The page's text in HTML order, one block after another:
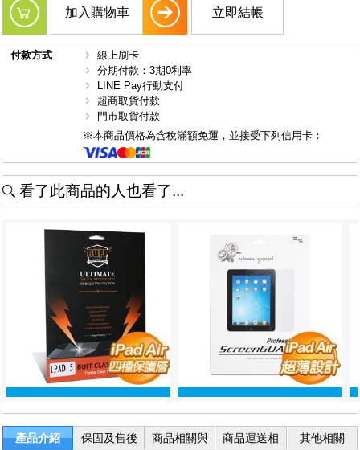
加入購物車 立即結帳
付款方式
線上刷卡
分期付款：3期0利率
LINE Pay行動支付
超商取貨付款
門市取貨付款
※本商品價格為含稅滿額免運，並接受下列信用卡：
看了此商品的人也看了...
產品介紹
保固及售後
商品相關與
商品運送相
其他相關